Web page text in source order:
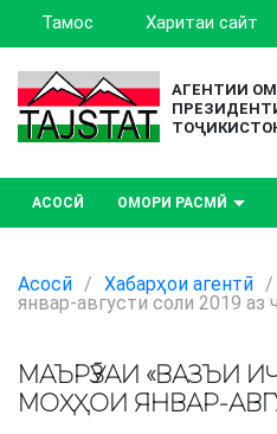
Тамос Харитаи сайт
АГЕНТИИ
АСОСӢ ОМОРИ РАСМӢ
Асосӣ / Хабарҳои агентӣ /
январ-августи соли 2019 аз
МАЪРӮЗАИ «ВАЗЪИ
МОҲҲОИ ЯНВАР-